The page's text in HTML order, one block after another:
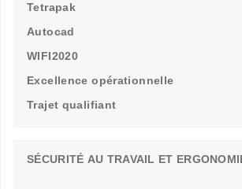
Tetrapak
Autocad
WIFI2020
Excellence opérationnelle
Trajet qualifiant
SÉCURITÉ AU TRAVAIL ET